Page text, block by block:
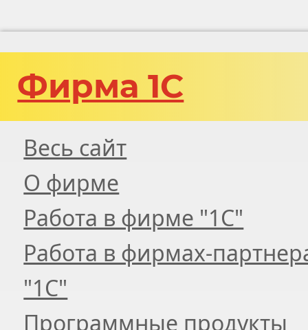
Фирма 1С
Весь сайт
О фирме
Работа в фирме "1С"
Работа в фирмах-
"1С"
Программные продукты